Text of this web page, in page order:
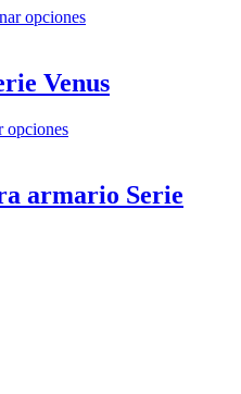
opciones
Venus
opciones
armario Serie